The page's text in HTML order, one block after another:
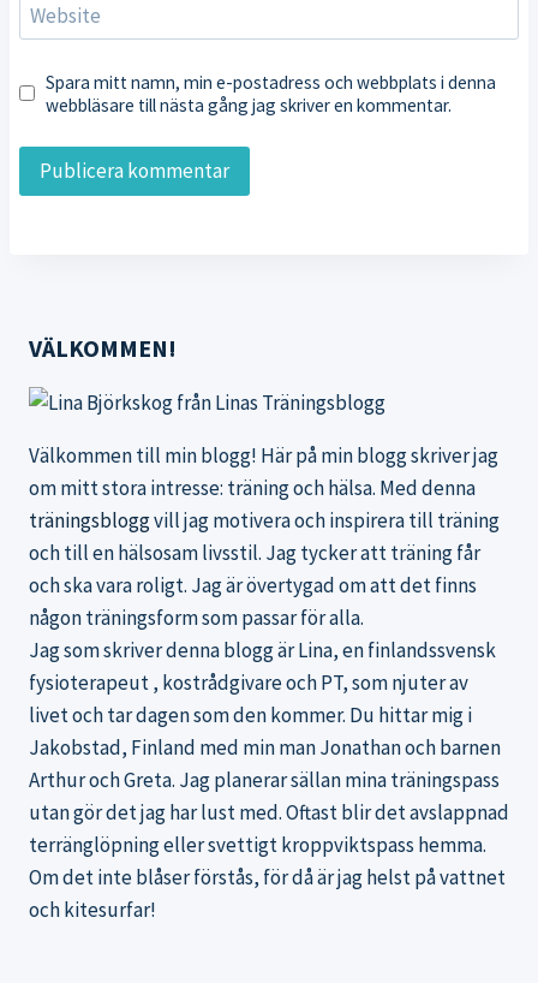
Website
Spara mitt namn, min e-postadress och webbplats i denna
webbläsare till nästa gång jag skriver en kommentar.
VÄLKOMMEN!
Välkommen till min blogg! Här på min blogg skriver jag
om mitt stora intresse: träning och hälsa. Med denna
träningsbloggvill jag motivera och inspirera till träning
och till en hälsosam livsstil. Jag tycker att träning får
och ska vara roligt. Jag är övertygad om att det finns
någon träningsform som passar för alla.
Jag som skriver denna blogg är Lina, en finlandssvensk
fysioterapeut , kostrådgivare och PT, som njuter av
livet och tar dagen som den kommer. Du hittar mig i
Jakobstad, Finland med min man Jonathan och barnen
Arthur och Greta. Jag planerar sällan mina träningspass
utan gör det jag har lust med. Oftast blir det avslappnad
terränglöpning eller svettigt kroppviktspass hemma.
Om det inte blåser förstås, för då är jag helst på vattnet
och kitesurfar!